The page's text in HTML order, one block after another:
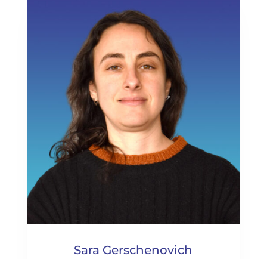
Sara Gerschenovich